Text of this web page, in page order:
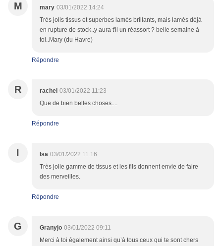
M mary 03/01/2022 14:24
Très jolis tissus et superbes lamés brillants, mais lamés déjà
en rupture de stock..y aura t'il un réassort ? belle semaine à
toi..Mary (du Havre)
Répondre
R rachel 03/01/2022 11:23
Que de bien belles choses....
Répondre
I Isa 03/01/2022 11:16
Très jolie gamme de tissus et les fils donnent envie de faire
des merveilles.
Répondre
G Granyjo 03/01/2022 09:11
Merci à toi également ainsi qu’à tous ceux qui te sont chers